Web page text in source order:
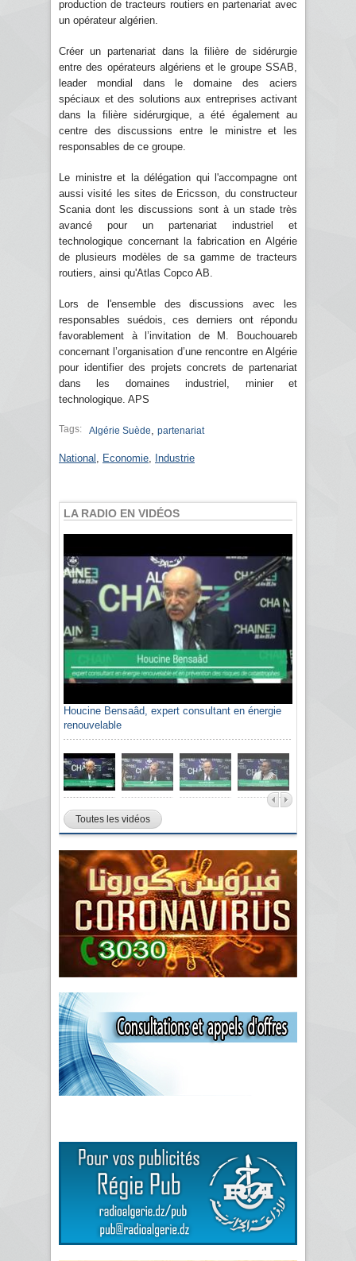
production de tracteurs routiers en partenariat avec
un opérateur algérien.
Créer un partenariat dans la filière de sidérurgie
entre des opérateurs algériens et le groupe SSAB,
leader mondial dans le domaine des aciers
spéciaux et des solutions aux entreprises activant
dans la filière sidérurgique, a été également au
centre des discussions entre le ministre et les
responsables de ce groupe.
Le ministre et la délégation qui l'accompagne ont
aussi visité les sites de Ericsson, du constructeur
Scania dont les discussions sont à un stade très
avancé pour un partenariat industriel et
technologique concernant la fabrication en Algérie
de plusieurs modèles de sa gamme de tracteurs
routiers, ainsi qu'Atlas Copco AB.
Lors de l'ensemble des discussions avec les
responsables suédois, ces derniers ont répondu
favorablement à l’invitation de M. Bouchouareb
concernant l’organisation d’une rencontre en Algérie
pour identifier des projets concrets de partenariat
dans les domaines industriel, minier et
technologique. APS
Tags: Algérie Suède partenariat
National Economie Industrie
LA RADIO EN VIDÉOS
Houcine Bensaâd, expert consultant en énergie
renouvelable
Toutes les vidéos